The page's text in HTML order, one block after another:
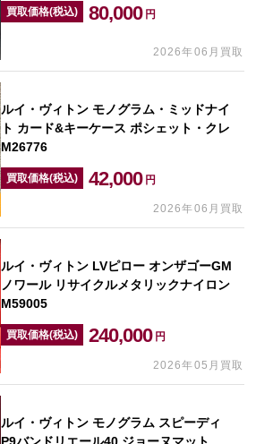
買取価格(税込) 80,000 円
2026年06月買取
ルイ・ヴィトン モノグラム・ミッドナイ
ト カード&キーケース ポシェット・クレ
M26776
買取価格(税込) 42,000 円
2026年06月買取
ルイ・ヴィトン LVピロー オンザゴーGM
ノワール リサイクルメタリックナイロン
M59005
買取価格(税込) 240,000 円
2026年05月買取
ルイ・ヴィトン モノグラム スピーディ